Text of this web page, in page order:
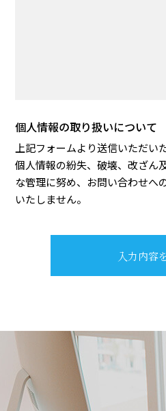
個人情報の取り扱いについて
上記フォームより送信いただい
個人情報の紛失、破壊、改ざん
な管理に努め、お問い合わせへ
いたしません。
入力内容